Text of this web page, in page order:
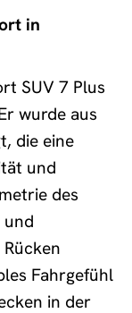
in
SUV 7 Plus
wurde aus
die eine
und
des
und
Fahrgefühl
in der